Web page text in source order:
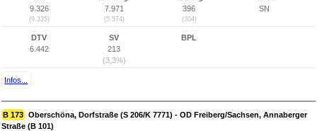
9.326
(9.335)
7.971
(5.574)
396
(304)
SN
DTV
6.442
SV
213
(3,3%)
BPL
Infos...
B 173 Oberschöna, Dorfstraße (S 206/K 7771) - OD Freiberg/Sachsen, Annaberger
Straße (B 101)